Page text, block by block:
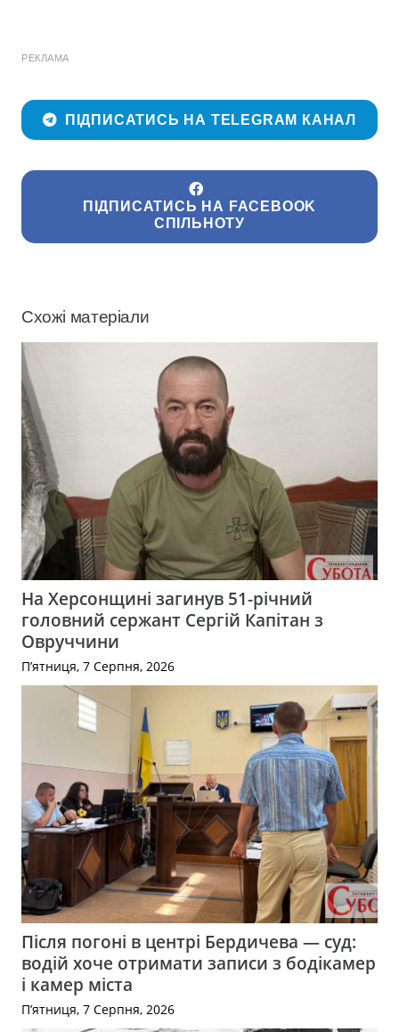
РЕКЛАМА
ПІДПИСАТИСЬ НА TELEGRAM КАНАЛ
ПІДПИСАТИСЬ НА FACEBOOK
СПІЛЬНОТУ
Схожі матеріали
На Херсонщині загинув 51-річний
головний сержант Сергій Капітан з
Овруччини
П’ятниця, 7 Серпня, 2026
Після погоні в центрі Бердичева — суд:
водій хоче отримати записи з бодікамер
і камер міста
П’ятниця, 7 Серпня, 2026